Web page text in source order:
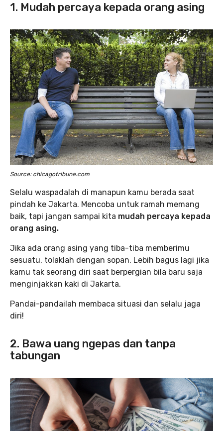
1. Mudah percaya kepada orang asing
Source: chicagotribune.com
Selalu waspadalah di manapun kamu berada saat
pindah ke Jakarta. Mencoba untuk ramah memang
baik, tapi jangan sampai kita mudah percaya kepada
orang asing.
Jika ada orang asing yang tiba-tiba memberimu
sesuatu, tolaklah dengan sopan. Lebih bagus lagi jika
kamu tak seorang diri saat berpergian bila baru saja
menginjakkan kaki di Jakarta.
Pandai-pandailah membaca situasi dan selalu jaga
diri!
2. Bawa uang ngepas dan tanpa
tabungan